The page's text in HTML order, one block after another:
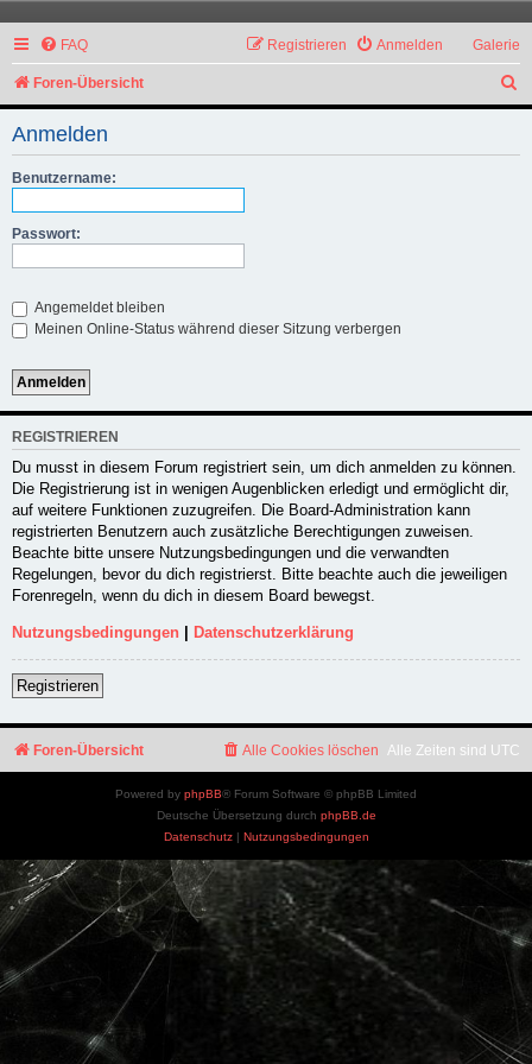
Galerie
FAQ Anmelden
Registrieren
Foren-Übersicht
u
Anmelden
Benutzername:
Passwort:
Angemeldet bleiben
Meinen Online-Status während dieser Sitzung verbergen
REGISTRIEREN
Du musst in diesem Forum registriert sein, um dich anmelden zu können.
Die Registrierung ist in wenigen Augenblicken erledigt und ermöglicht dir,
auf weitere Funktionen zuzugreifen. Die Board-Administration kann
registrierten Benutzern auch zusätzliche Berechtigungen zuweisen.
Beachte bitte unsere Nutzungsbedingungen und die verwandten
Regelungen, bevor du dich registrierst. Bitte beachte auch die jeweiligen
Forenregeln, wenn du dich in diesem Board bewegst.
Nutzungsbedingungen Datenschutzerklärung
Registrieren
Foren-Übersicht Alle Zeiten sind UTC
Alle Cookies löschen
Powered by phpBB® Forum Software © phpBB Limited
Deutsche Übersetzung durch phpBB.de
Datenschutz| Nutzungsbedingungen